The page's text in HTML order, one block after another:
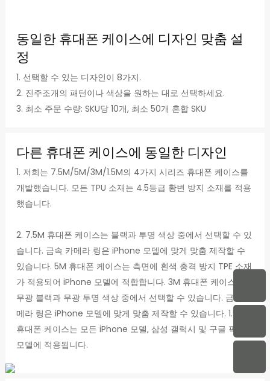
동일한 휴대폰 케이스에 디자인 맞춤 설
정
1. 선택할 수 있는 디자인이 8가지.
2. 진주조개의 패턴이나 색상을 원하는 대로 선택하세요.
3. 최소 주문 수량: SKU당 10개, 최소 50개 혼합 SKU
다른 휴대폰 케이스에 동일한 디자인
1. 저희는 7.5M/5M/3M/1.5M의 4가지 시리즈 휴대폰 케이스를
개발했습니다. 모든 TPU 소재는 4.5등급 황변 방지 소재를 적용
했습니다.
2. 7.5M 휴대폰 케이스는 블랙과 투명 색상 중에서 선택할 수 있
습니다. 금속 카메라 링은 iPhone 모델에 맞게 맞춤 제작할 수
있습니다. 5M 휴대폰 케이스는 측면에 흰색 충격 방지 TPE 소재
가 적용되어 iPhone 모델에 적합합니다. 3M 휴대폰 케이스는
무광 블랙과 무광 투명 색상 중에서 선택할 수 있습니다. 금속 카
메라 링은 iPhone 모델에 맞게 맞춤 제작할 수 있습니다. 1.5M
휴대폰 케이스는 모든 iPhone 모델, 삼성 갤럭시 및 구글 픽셀
모델에 적용됩니다.